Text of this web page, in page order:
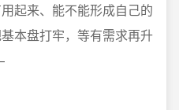
起来、能不能形成自己的
本盘打牢，等有需求再升